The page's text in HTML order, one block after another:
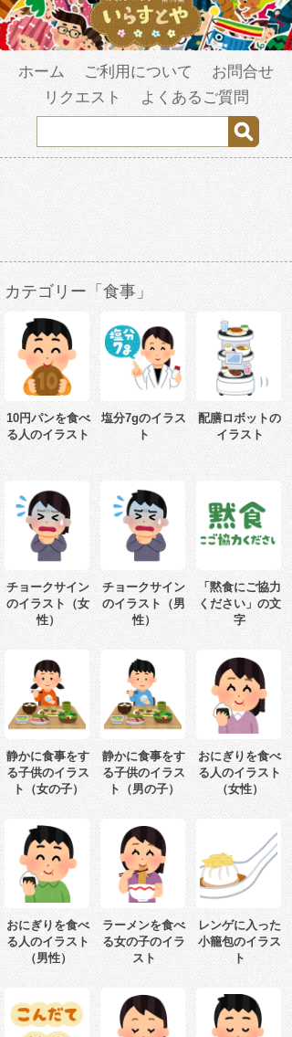
ホーム ご利用について
お問合せ
リクエスト
よくあるご質問
カテゴリー「食事」
10円パンを食べ
る人のイラスト
塩分7gのイラス
ト
配膳ロボットの
イラスト
チョークサイン
のイラスト（女
性）
チョークサイン
のイラスト（男
性）
「黙食にご協力
ください」の文
字
静かに食事をす
る子供のイラス
ト（女の子）
静かに食事をす
る子供のイラス
ト（男の子）
おにぎりを食べ
る人のイラスト
（女性）
おにぎりを食べ
る人のイラスト
（男性）
ラーメンを食べ
る女の子のイラ
スト
レンゲに入った
小籠包のイラス
ト